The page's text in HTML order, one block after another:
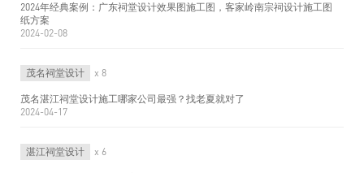
2024年经典案例：广东祠堂设计效果图施工图，客家岭南宗祠设计施工图
纸方案
2024-02-08
茂名祠堂设计 x 8
茂名湛江祠堂设计施工哪家公司最强？找老夏就对了
2024-04-17
湛江祠堂设计 x 6